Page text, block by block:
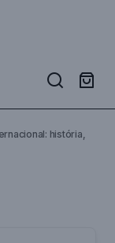
história,